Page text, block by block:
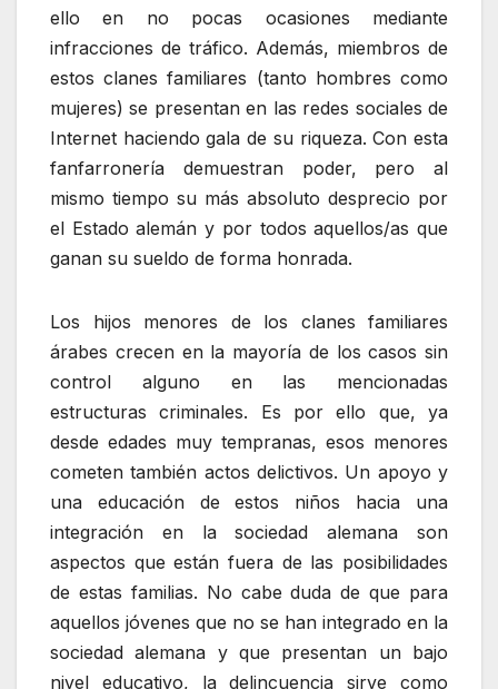
ello en no pocas ocasiones mediante
infracciones de tráfico. Además, miembros de
estos clanes familiares (tanto hombres como
mujeres) se presentan en las redes sociales de
Internet haciendo gala de su riqueza. Con esta
fanfarronería demuestran poder, pero al
mismo tiempo su más absoluto desprecio por
el Estado alemán y por todos aquellos/as que
ganan su sueldo de forma honrada.
Los hijos menores de los clanes familiares
árabes crecen en la mayoría de los casos sin
control alguno en las mencionadas
estructuras criminales. Es por ello que, ya
desde edades muy tempranas, esos menores
cometen también actos delictivos. Un apoyo y
una educación de estos niños hacia una
integración en la sociedad alemana son
aspectos que están fuera de las posibilidades
de estas familias. No cabe duda de que para
aquellos jóvenes que no se han integrado en la
sociedad alemana y que presentan un bajo
nivel educativo, la delincuencia sirve como